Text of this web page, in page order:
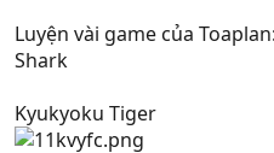
Luyện vài game của
Shark
Kyukyoku Tiger